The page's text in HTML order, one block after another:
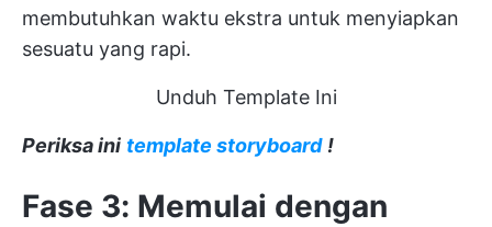
membutuhkan waktu ekstra untuk menyiapkan
sesuatu yang rapi.
Unduh Template Ini
Periksa ini template storyboard !
Fase 3: Memulai dengan